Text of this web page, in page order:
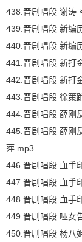
438.晋剧唱段 谢涛
439.晋剧唱段 新编
440.晋剧唱段 新编
441.晋剧唱段 新打
442.晋剧唱段 新打
443.晋剧唱段 徐策
444.晋剧唱段 薛刚
445.晋剧唱段 薛刚
萍.mp3
446.晋剧唱段 血手
447.晋剧唱段 血手
448.晋剧唱段 血手
449.晋剧唱段 哑女
450.晋剧唱段 杨八